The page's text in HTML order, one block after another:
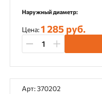
Наружный диаметр:
Цена:1 285 руб.
Арт: 370202